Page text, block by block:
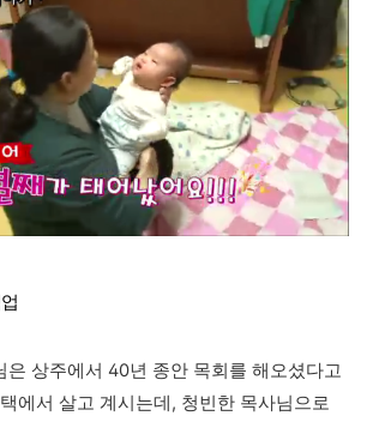
은 상주에서 40년 종안 목회를 해오셨다고
에서 살고 계시는데, 청빈한 목사님으로